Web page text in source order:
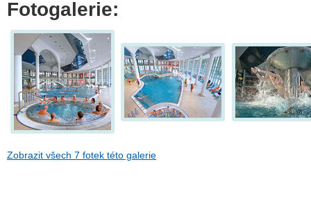
Fotogalerie:
Zobrazit všech 7 fotek této galerie